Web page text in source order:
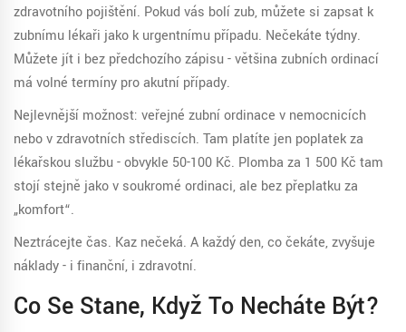
zdravotního pojištění. Pokud vás bolí zub, můžete si zapsat k
zubnímu lékaři jako k urgentnímu případu. Nečekáte týdny.
Můžete jít i bez předchozího zápisu - většina zubních ordinací
má volné termíny pro akutní případy.
Nejlevnější možnost: veřejné zubní ordinace v nemocnicích
nebo v zdravotních střediscích. Tam platíte jen poplatek za
lékařskou službu - obvykle 50-100 Kč. Plomba za 1 500 Kč tam
stojí stejně jako v soukromé ordinaci, ale bez přeplatku za
„komfort“.
Neztrácejte čas. Kaz nečeká. A každý den, co čekáte, zvyšuje
náklady - i finanční, i zdravotní.
Co Se Stane, Když To Necháte Být?